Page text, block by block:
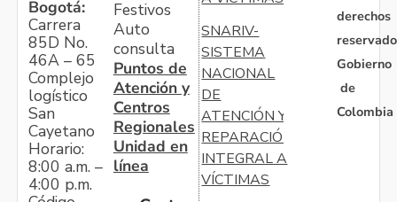
Bogotá:
Carrera
85D No.
46A – 65
Complejo
logístico
San
Cayetano
Horario:
8:00 a.m. –
4:00 p.m.
Festivos
Auto
consulta
Puntos de
Atención y
Centros
Regionales
Unidad en
línea
SNARIV-
SISTEMA
NACIONAL
DE
ATENCIÓN Y
REPARACIÓN
INTEGRAL A
VÍCTIMAS
derechos
Gobierno
de
Colombia